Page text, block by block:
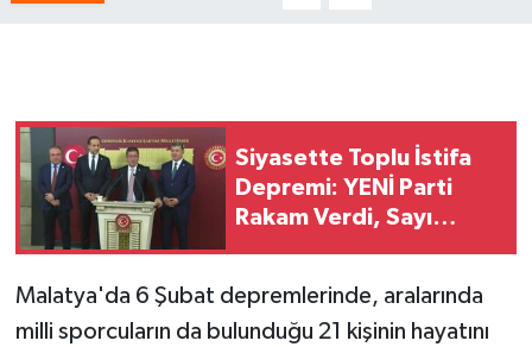
Siyasette Toplu İstifa
Depremi: YENİ Parti
Rakam Verdi, Sayı
Malatya'da 6 Şubat depremlerinde, aralarında
milli sporcuların da bulunduğu 21 kişinin hayatını